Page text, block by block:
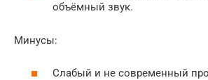
объёмный звук.
Минусы:
Слабый и не современный